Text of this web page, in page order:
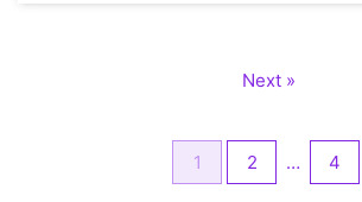
1 2 … 4
Next »